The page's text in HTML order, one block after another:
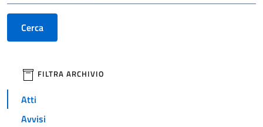
Cerca
filtri da applicare
FILTRA ARCHIVIO
Atti
Avvisi